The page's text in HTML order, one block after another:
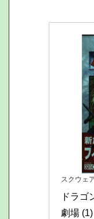
スクウェ
ドラゴ
劇場 (1)